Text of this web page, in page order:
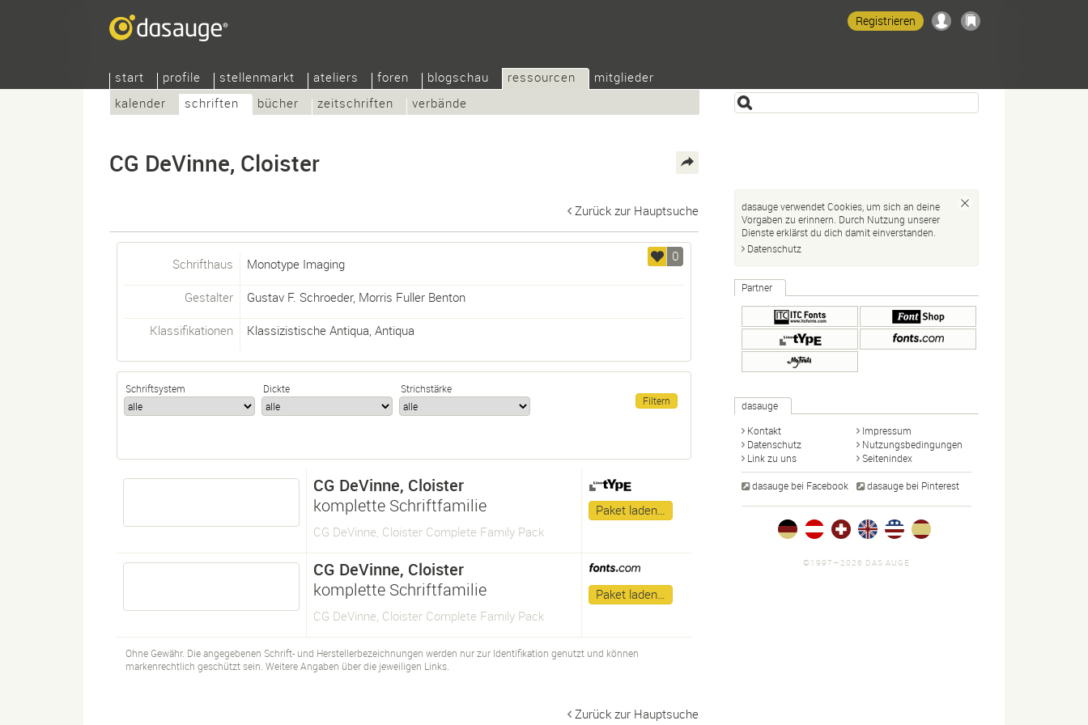
start profile stellenmarkt ateliers foren blogschau
ressourcen
kalender
schriften bücher zeitschriften verbände
mitglieder
Registrieren
CG DeVinne, Cloister
Zurück zur Hauptsuche
0
Schrifthaus Monotype Imaging
Gestalter Gustav F. Schroeder, Morris Fuller Benton
Klassifikationen Klassizistische Antiqua, Antiqua
Schriftsystem Dickte Strichstärke
CG DeVinne, Cloister
komplette Schriftfamilie
CG DeVinne, Cloister Complete Family Pack
Paket laden…
CG DeVinne, Cloister
komplette Schriftfamilie
CG DeVinne, Cloister Complete Family Pack
Paket laden…
Ohne Gewähr. Die angegebenen Schrift- und Herstellerbezeichnungen werden nur zur Identifikation genutzt und können
markenrechtlich geschützt sein. Weitere Angaben über die jeweiligen Links.
Zurück zur Hauptsuche
dasauge verwendet Cookies, um sich an deine
Vorgaben zu erinnern. Durch Nutzung unserer
Dienste erklärst du dich damit einverstanden.
Datenschutz
Partner
dasauge
Kontakt
Impressum
Datenschutz
Nutzungsbedingungen
Link zu uns
Seitenindex
dasauge bei Facebook dasauge bei Pinterest
©1997—2026 DAS AUGE